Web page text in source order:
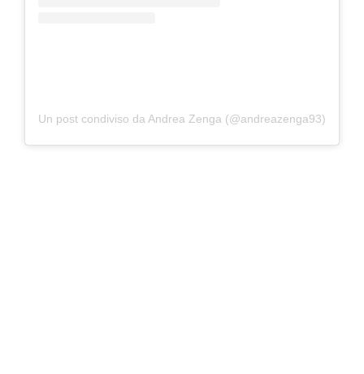
Un post condiviso da Andrea Zenga (@andreazenga93)